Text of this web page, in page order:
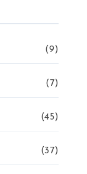
(9)
(7)
(45)
(37)